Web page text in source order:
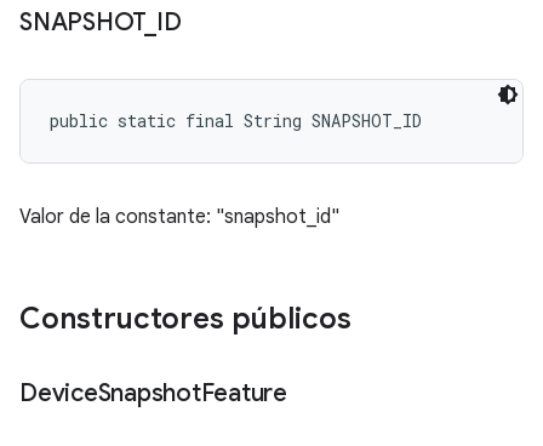
SNAPSHOT_ ID
public static final String SNAPSHOT_ID
Valor de la constante: "snapshot_id"
Constructores públicos
DeviceSnapshotFeature